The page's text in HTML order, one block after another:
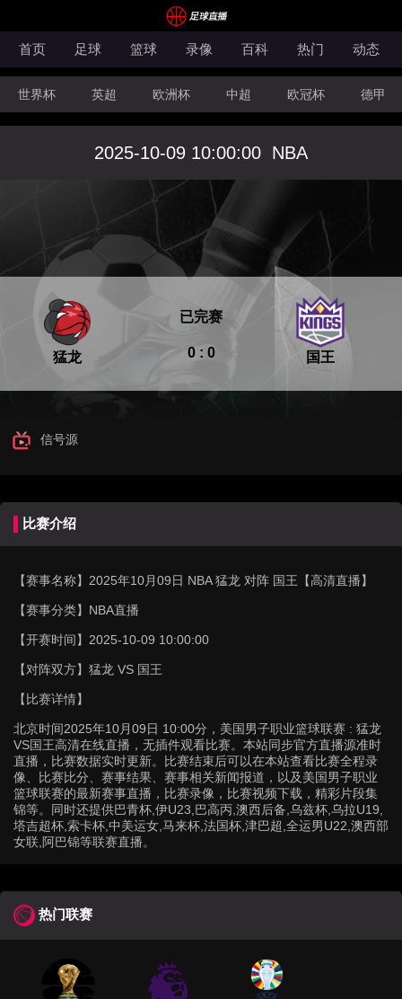
首页 足球 篮球 录像 百科 热门 动态
世界杯 英超 欧洲杯 中超 欧冠杯 德甲
CBA FIBA洲际杯
2025-10-09 10:00:00 NBA
猛龙 0 : 0
已完赛
国王
信号源
比赛介绍
【赛事名称】 2025年10月09日 NBA 猛龙 对阵 国王【高清直播】
【赛事分类】 NBA直播
【开赛时间】 2025-10-09 10:00:00
【对阵双方】 猛龙 VS 国王
【比赛详情】
北京时间2025年10月09日 10:00分，美国男子职业篮球联赛 : 猛龙
VS国王高清在线直播，无插件观看比赛。本站同步官方直播源准时
直播，比赛数据实时更新。比赛结束后可以在本站查看比赛全程录
像、比赛比分、赛事结果、赛事相关新闻报道，以及美国男子职业
篮球联赛的最新赛事直播，比赛录像，比赛视频下载，精彩片段集
锦等。同时还提供巴青杯,伊U23,巴高丙,澳西后备,乌兹杯,乌拉U19,
塔吉超杯,索卡杯,中美运女,马来杯,法国杯,津巴超,全运男U22,澳西部
女联,阿巴锦等联赛直播。
热门联赛